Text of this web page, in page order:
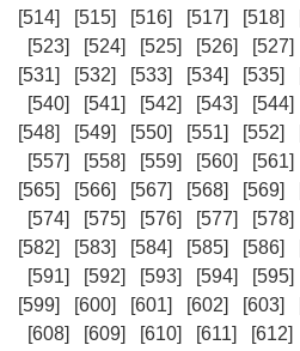
[514]
[515] [516] [517] [518]
[523]
[524] [525] [526] [527]
[531]
[532] [533] [534] [535]
[540]
[541] [542] [543] [544]
[548]
[549] [550] [551] [552]
[557]
[558] [559] [560] [561]
[565]
[566] [567] [568] [569]
[574]
[575] [576] [577] [578]
[582]
[583] [584] [585] [586]
[591]
[592] [593] [594] [595]
[599]
[600] [601] [602] [603]
[608]
[609] [610] [611] [612]